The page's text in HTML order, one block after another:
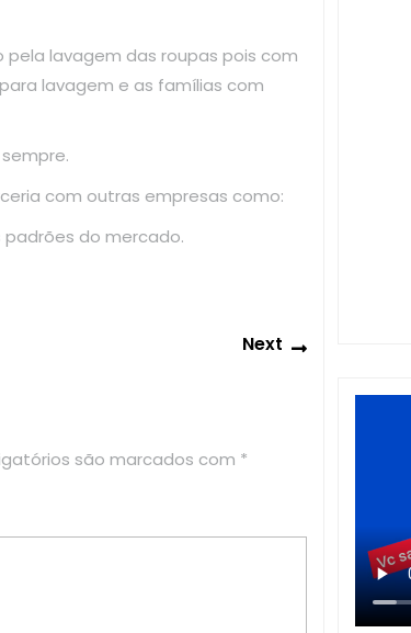
lavagem das roupas pois com
lavagem e as famílias com
com outras empresas como:
do mercado.
Next
Next
são marcados com *